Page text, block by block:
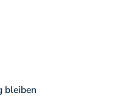
bleiben